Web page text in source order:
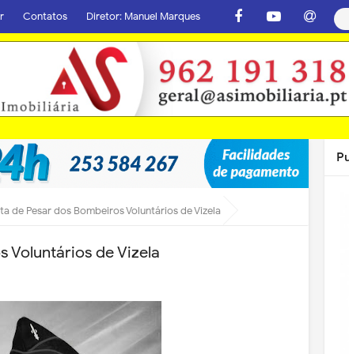
Contatos Diretor: Manuel Marques
de Pesar dos Bombeiros Voluntários de Vizela
Voluntários de Vizela